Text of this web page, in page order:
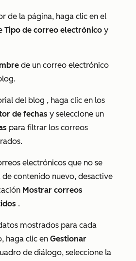
de la página, haga clic en el
Tipo de correo electrónico y
de un correo electrónico
del blog , haga clic en los
de fechas y seleccione un
para filtrar los correos
electrónicos que no se
contenido nuevo, desactive
Mostrar correos
.
mostrados para cada
haga clic en Gestionar
de diálogo, seleccione la